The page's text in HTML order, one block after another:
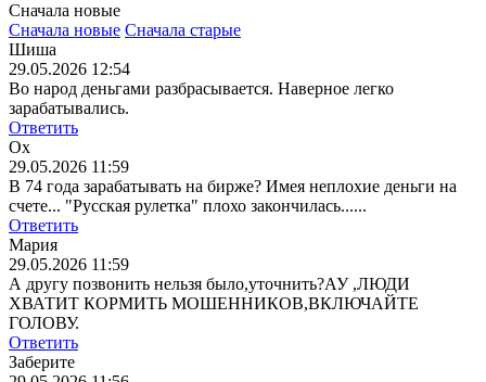
Сначала новые
Сначала новые Сначала старые
Шиша
29.05.2026 12:54
Во народ деньгами разбрасывается. Наверное легко
зарабатывались.
Ответить
Ох
29.05.2026 11:59
В 74 года зарабатывать на бирже? Имея неплохие деньги на
счете... "Русская рулетка" плохо закончилась......
Ответить
Мария
29.05.2026 11:59
А другу позвонить нельзя было,уточнить?АУ ,ЛЮДИ
ХВАТИТ КОРМИТЬ МОШЕННИКОВ,ВКЛЮЧАЙТЕ
ГОЛОВУ.
Ответить
Заберите